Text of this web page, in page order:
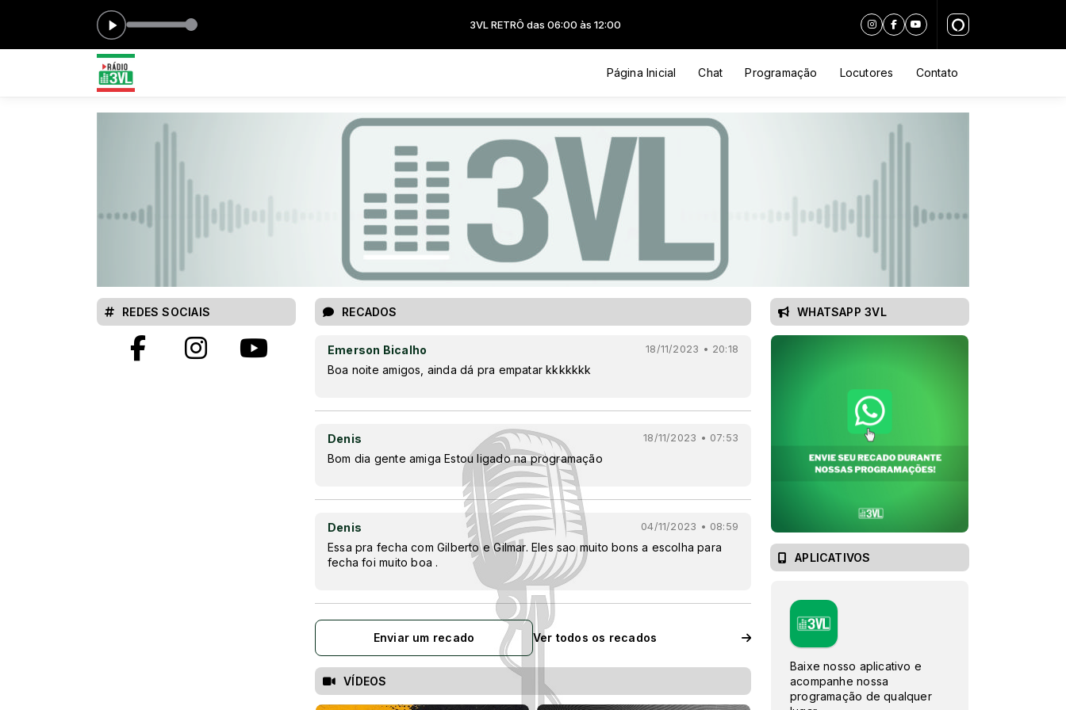
3VL RETRÔ das 06:00 às 12:00
Página Inicial Chat Programação Locutores Contato
RECADOS
Emerson Bicalho 18/11/2023 • 20:18
Boa noite amigos, ainda dá pra empatar kkkkkkk
Denis 18/11/2023 • 07:53
Bom dia gente amiga Estou ligado na programação
Denis 04/11/2023 • 08:59
Essa pra fecha com Gilberto e Gilmar. Eles sao muito bons a escolha para
fecha foi muito boa .
Enviar um recado Ver todos os recados
VÍDEOS
REDES SOCIAIS WHATSAPP 3VL
APLICATIVOS
Baixe nosso aplicativo e
acompanhe nossa
programação de qualquer